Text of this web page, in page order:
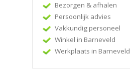
Bezorgen & afhalen
Persoonlijk advies
Vakkundig personeel
Winkel in Barneveld
Werkplaats in Barneveld